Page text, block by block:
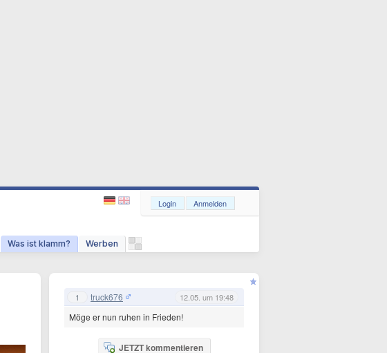
Was ist klamm? Werben
Login Anmelden
1 truck676 12.05. um 19:48
Möge er nun ruhen in Frieden!
JETZT kommentieren